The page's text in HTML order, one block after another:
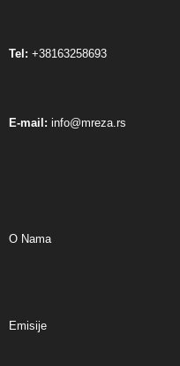
Tel: +38163258693
E-mail: info@mreza.rs
O Nama
Emisije